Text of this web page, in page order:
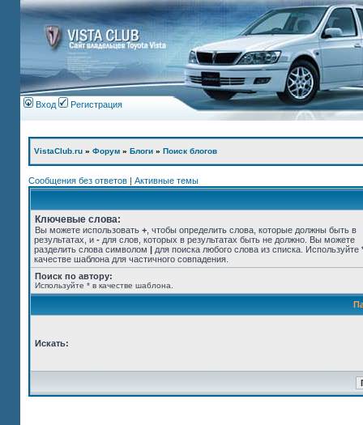
Вход Регистрация
VistaClub.ru » Форум » Блоги » Поиск блогов
Сообщения без ответов | Активные темы
Ключевые слова:
Вы можете использовать + , чтобы определить слова, которые должны быть в
результатах, и - для слов, которых в результатах быть не должно. Вы можете
разделить слова символом | для поиска любого слова из списка. Используйте
качестве шаблона для частичного совпадения.
Поиск по автору:
Используйте * в качестве шаблона.
Искать: